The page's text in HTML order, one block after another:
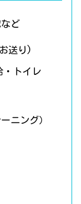
ど
送り)
・トイレ
ニング）